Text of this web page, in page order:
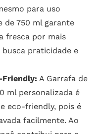
para uso
de 750 ml garante
fresca por mais
praticidade e
Friendly: A Garrafa de
ml personalizada é
eco-friendly, pois é
facilmente. Ao